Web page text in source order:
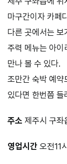
마구간이자 카페
다른 곳에서는
주력 메뉴는 아
만나 볼 수 있다.
조만간 숙박 예약
있다면 한번쯤 들
주소 제주시 구
영업시간 오전11